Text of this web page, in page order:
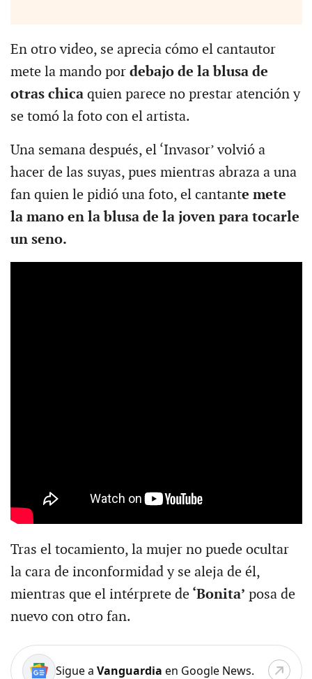
En otro video, se aprecia cómo el cantautor
mete la mando por debajo de la blusa de
otras chicaquien parece no prestar atención y
se tomó la foto con el artista.
Una semana después, el ‘Invasor’ volvió a
hacer de las suyas, pues mientras abraza a una
fan quien le pidió una foto, el cantante mete
la mano en la blusa de la joven para tocarle
un seno.
Tras el tocamiento, la mujer no puede ocultar
la cara de inconformidad y se aleja de él,
mientras que el intérprete de‘Bonita’ posa de
nuevo con otro fan.
Sigue a Vanguardia en Google News.